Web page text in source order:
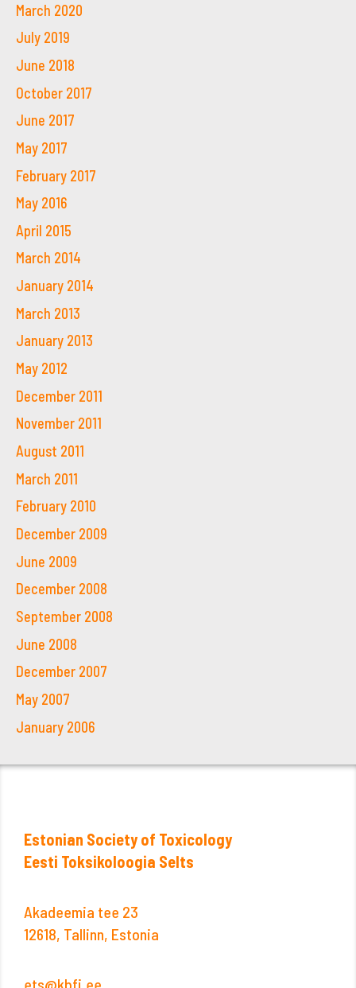
March 2020
July 2019
June 2018
October 2017
June 2017
May 2017
February 2017
May 2016
April 2015
March 2014
January 2014
March 2013
January 2013
May 2012
December 2011
November 2011
August 2011
March 2011
February 2010
December 2009
June 2009
December 2008
September 2008
June 2008
December 2007
May 2007
January 2006
Estonian Society of Toxicology
Eesti Toksikoloogia Selts
Akadeemia tee 23
12618, Tallinn, Estonia
ets@kbfi.ee